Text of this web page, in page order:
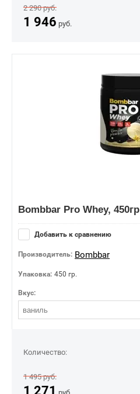
2 290руб.
1 946 руб.
Bombbar Pro Whey, 450гр
Добавить к сравнению
Производитель: Bombbar
Упаковка: 450 гр.
Вкус:
ваниль
Количество:
1 495руб.
1 271